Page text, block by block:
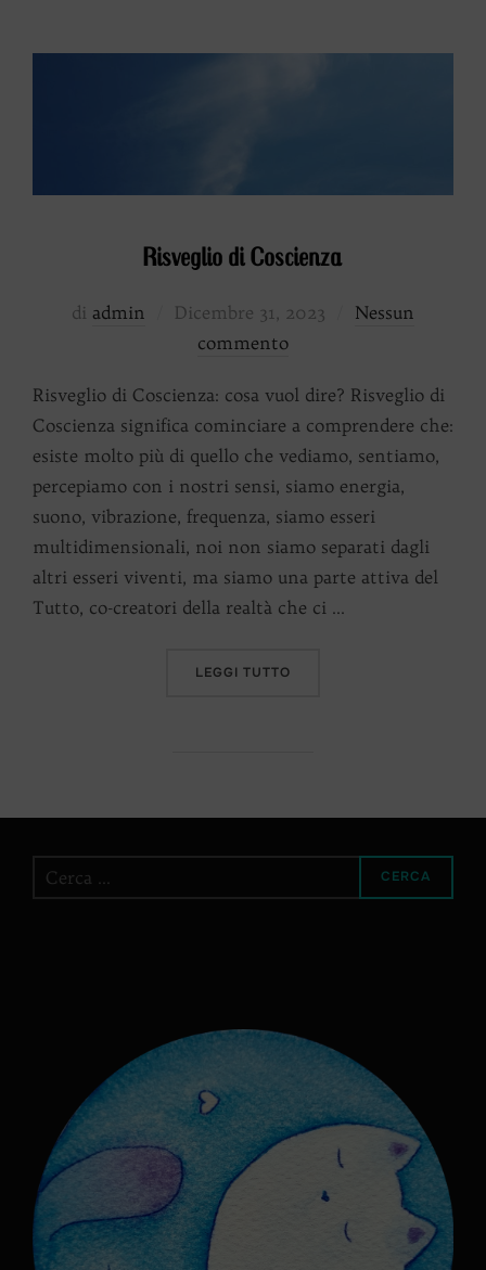
Risveglio di Coscienza
di admin
Pubblicato
Dicembre 31, 2023
Nessun
commento
Risveglio di Coscienza: cosa vuol dire? Risveglio di
Coscienza significa cominciare a comprendere che:
esiste molto più di quello che vediamo, sentiamo,
percepiamo con i nostri sensi, siamo energia,
suono, vibrazione, frequenza, siamo esseri
multidimensionali, noi non siamo separati dagli
altri esseri viventi, ma siamo una parte attiva del
Tutto, co-creatori della realtà che ci …
LEGGI TUTTO
per:
CERCA